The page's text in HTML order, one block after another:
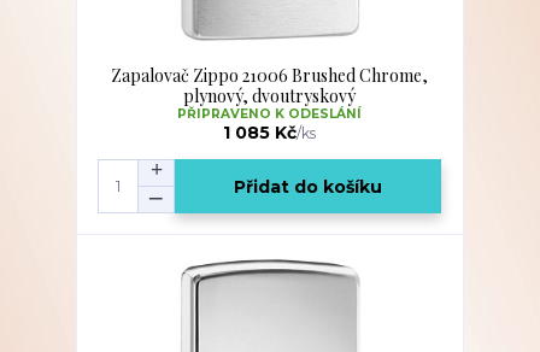
Zapalovač Zippo 21006 Brushed Chrome,
plynový, dvoutryskový
1 085 Kč/ks
PŘIPRAVENO K ODESLÁNÍ
Přidat do košíku